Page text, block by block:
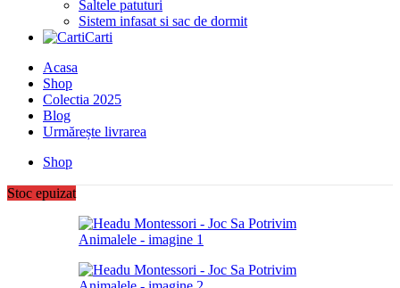
Saltele patuturi
Sistem infasat si sac de dormit
Carti
Acasa
Shop
Colectia 2025
Blog
Urmărește livrarea
Shop
Stoc epuizat